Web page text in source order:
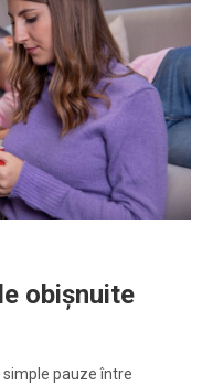
obișnuite
pauze între